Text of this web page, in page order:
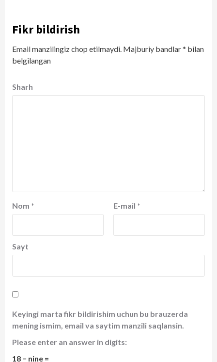
Fikr bildirish
Email manzilingiz chop etilmaydi. Majburiy bandlar* bilan
belgilangan
Sharh
Nom * E-mail *
Sayt
Keyingi marta fikr bildirishim uchun bu brauzerda
mening ismim, email va saytim manzili saqlansin.
Please enter an answer in digits:
18 − nine =